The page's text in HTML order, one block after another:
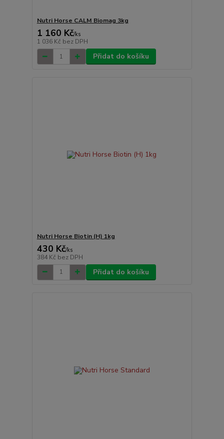
Nutri Horse CALM Biomag 3kg
1 160 Kč/ks
1 036 Kč bez DPH
Přidat do košíku
Nutri Horse Biotin (H) 1kg
430 Kč/ks
384 Kč bez DPH
Přidat do košíku